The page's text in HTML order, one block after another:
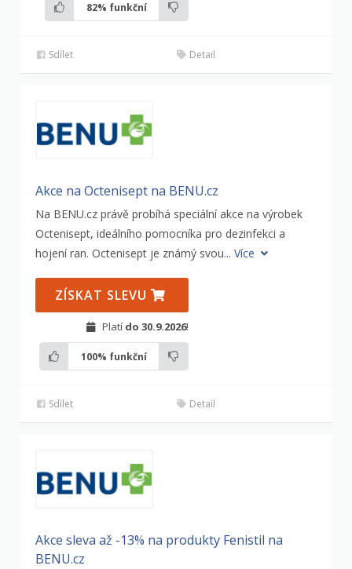
82% funkční
Sdílet Detail
Akce na Octenisept na BENU.cz
Na BENU.cz právě probíhá speciální akce na výrobek
Octenisept, ideálního pomocníka pro dezinfekci a
hojení ran. Octenisept je známý svou... Více
ZÍSKAT SLEVU
Platí do 30.9.2026!
100% funkční
Sdílet Detail
Akce sleva až -13% na produkty Fenistil na
BENU.cz